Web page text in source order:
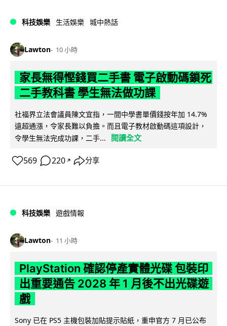
科技娛樂 生活娛樂 城中熱話
Lawton 10 小時
家長無得慳錢買二手書 電子啟動碼鎖死
二手教科書 學生無法做功課
社福界立法會議員陳文宜指，一間中學書單價錢按年加 14.7%
遠超通漲，令家長難以負擔。而且電子教材啟動碼這項設計，
令學生無法完成功課，二手...
閱讀全文
569 220 ↗ 分享
科技娛樂 遊戲情報
Lawton 11 小時
PlayStation 確認停產實體光碟 包裝印
出重要通告 2028 年 1 月後不出光碟遊
戲
Sony 已在 PS5 主機包裝加貼提示貼紙，重申官方 7 月已公布